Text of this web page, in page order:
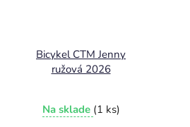
Bicykel CTM Jenny
ružová 2026
Na sklade (1 ks)